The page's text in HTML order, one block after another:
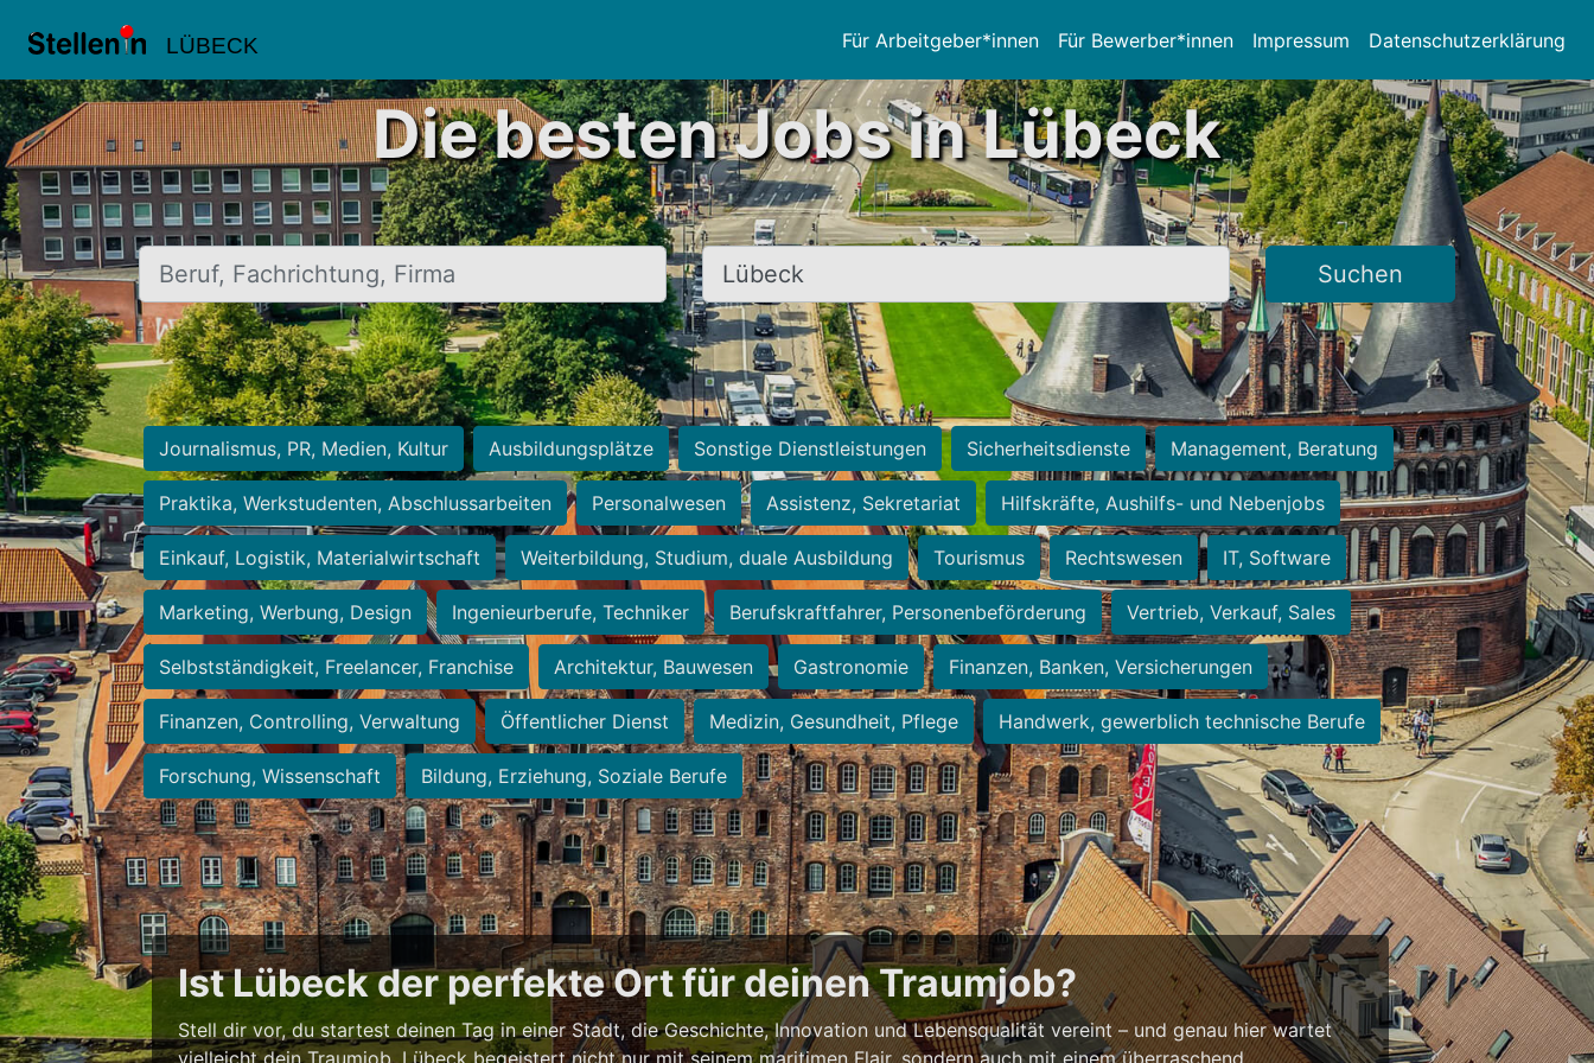
LÜBECK Für Arbeitgeber*innen Für Bewerber*innen Impressum Datenschutzerklärung
Die besten Jobs in Lübeck
Beruf, Fachrichtung, Firma Ort, Stadt Suchen
Journalismus, PR, Medien, Kultur Ausbildungsplätze Sonstige Dienstleistungen Sicherheitsdienste Management, Beratung
Praktika, Werkstudenten, Abschlussarbeiten Personalwesen Assistenz, Sekretariat Hilfskräfte, Aushilfs- und Nebenjobs
Einkauf, Logistik, Materialwirtschaft Weiterbildung, Studium, duale Ausbildung Tourismus Rechtswesen IT, Software
Marketing, Werbung, Design Ingenieurberufe, Techniker Berufskraftfahrer, Personenbeförderung Vertrieb, Verkauf, Sales
Selbstständigkeit, Freelancer, Franchise Architektur, Bauwesen Gastronomie Finanzen, Banken, Versicherungen
Finanzen, Controlling, Verwaltung Öffentlicher Dienst Medizin, Gesundheit, Pflege Handwerk, gewerblich technische Berufe
Forschung, Wissenschaft Bildung, Erziehung, Soziale Berufe
Ist Lübeck der perfekte Ort für deinen Traumjob?
Stell dir vor, du startest deinen Tag in einer Stadt, die Geschichte, Innovation und Lebensqualität vereint – und genau hier wartet